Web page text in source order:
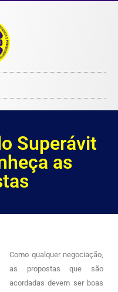
Superávit
as
Como qualquer negociação,
as propostas que são
acordadas devem ser boas